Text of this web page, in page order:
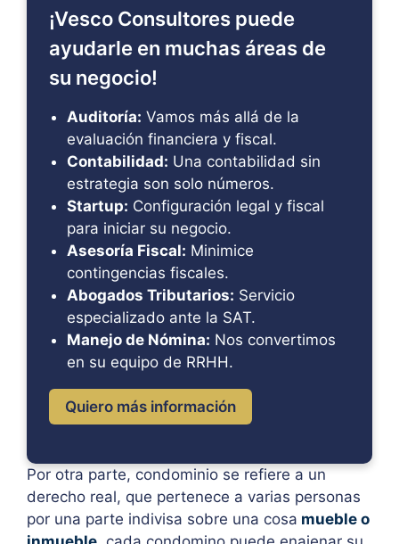
¡Vesco Consultores puede
ayudarle en muchas áreas de
su negocio!
Auditoría: Vamos más allá de la
evaluación financiera y fiscal.
Contabilidad: Una contabilidad sin
estrategia son solo números.
Startup: Configuración legal y fiscal
para iniciar su negocio.
Asesoría Fiscal: Minimice
contingencias fiscales.
Abogados Tributarios: Servicio
especializado ante la SAT.
Manejo de Nómina: Nos convertimos
en su equipo de RRHH.
Quiero más información
Por otra parte, condominio se refiere a un
derecho real, que pertenece a varias personas
por una parte indivisa sobre una cosa mueble o